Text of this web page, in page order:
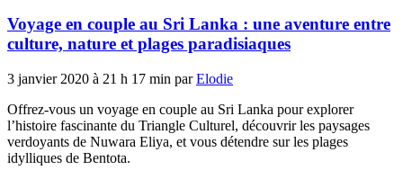
Voyage en couple au Sri Lanka : une aventure entre
culture, nature et plages paradisiaques
3 janvier 2020 à 21 h 17 min parElodie
Offrez-vous un voyage en couple au Sri Lanka pour explorer
l’histoire fascinante du Triangle Culturel, découvrir les paysages
verdoyants de Nuwara Eliya, et vous détendre sur les plages
idylliques de Bentota.